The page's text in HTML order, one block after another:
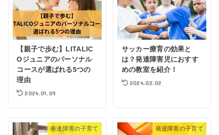
【親子で歩む】LITALIC
Oジュニアのパーソナル
コースが選ばれる5つの
理由
2024.01.09
サッカー療育の効果と
は？発達障害児におすす
めの教室を紹介！
2024.02.02
発達障害の子育て 発達障害の子育て